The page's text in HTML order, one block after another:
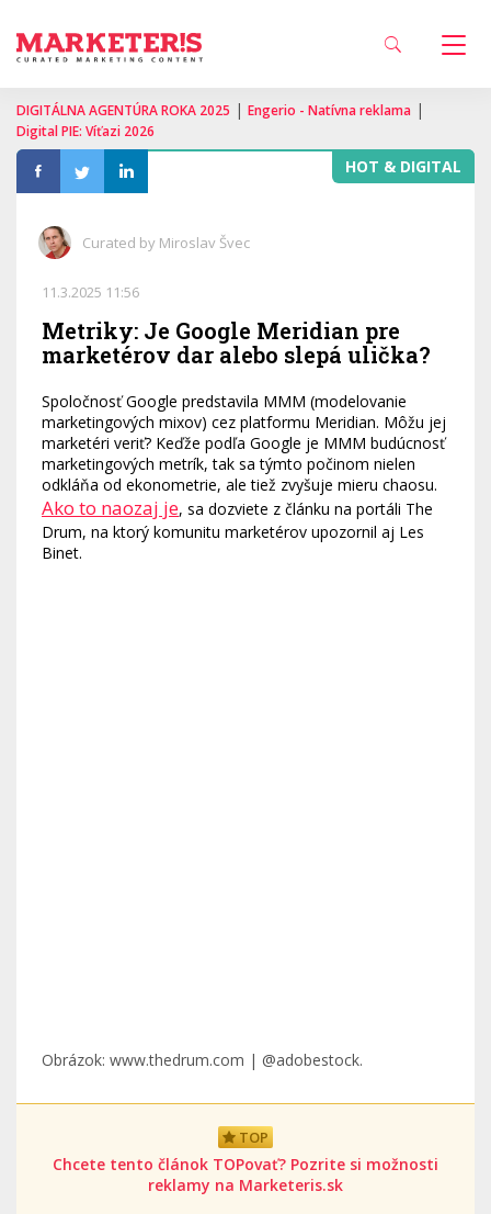
DIGITÁLNA AGENTÚRA ROKA 2025 | Engerio - Natívna reklama |
Digital PIE: Víťazi 2026
HOT & DIGITAL
Curated by Miroslav Švec
11.3.2025 11:56
Metriky: Je Google Meridian pre
marketérov dar alebo slepá ulička?
Spoločnosť Google predstavila MMM (modelovanie
marketingových mixov) cez platformu Meridian. Môžu jej
marketéri veriť? Keďže podľa Google je MMM budúcnosť
marketingových metrík, tak sa týmto počinom nielen
odkláňa od ekonometrie, ale tiež zvyšuje mieru chaosu.
Ako to naozaj je, sa dozviete z článku na portáli The
Drum, na ktorý komunitu marketérov upozornil aj Les
Binet.
Obrázok: www.thedrum.com | @adobestock.
TOP
Chcete tento článok TOPovať? Pozrite si možnosti
reklamy na Marketeris.sk